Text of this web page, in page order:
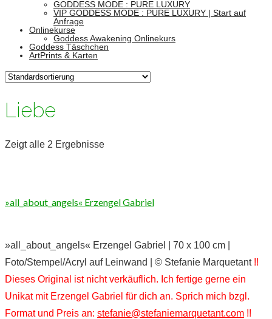
GODDESS MODE : PURE LUXURY
VIP GODDESS MODE : PURE LUXURY | Start auf
Anfrage
Onlinekurse
Goddess Awakening Onlinekurs
Goddess Täschchen
ArtPrints & Karten
Liebe
Zeigt alle 2 Ergebnisse
»all_about_angels« Erzengel Gabriel
»all_about_angels« Erzengel Gabriel | 70 x 100 cm |
Foto/Stempel/Acryl auf Leinwand | © Stefanie Marquetant !!
Dieses Original ist nicht verkäuflich. Ich fertige gerne ein
Unikat mit Erzengel Gabriel für dich an. Sprich mich bzgl.
Format und Preis an: stefanie@stefaniemarquetant.com !!